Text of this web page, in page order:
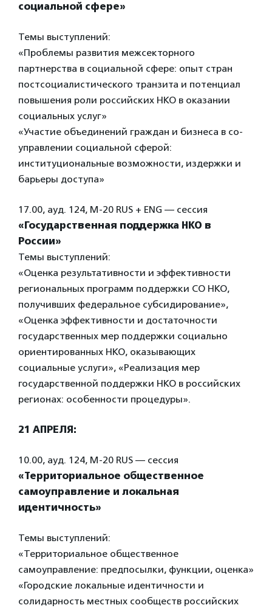
социальной сфере»
Темы выступлений:
«Проблемы развития межсекторного
партнерства в социальной сфере: опыт стран
постсоциалистического транзита и потенциал
повышения роли российских НКО в оказании
социальных услуг»
«Участие объединений граждан и бизнеса в со-
управлении социальной сферой:
институциональные возможности, издержки и
барьеры доступа»
17.00, ауд. 124, М-20 RUS + ENG — сеccия
«Государственная поддержка НКО в
России»
Темы выступлений:
«Оценка результативности и эффективности
региональных программ поддержки СО НКО,
получивших федеральное субсидирование»,
«Оценка эффективности и достаточности
государственных мер поддержки социально
ориентированных НКО, оказывающих
социальные услуги», «Реализация мер
государственной поддержки НКО в российских
регионах: особенности процедуры».
21 АПРЕЛЯ:
10.00, ауд. 124, М-20 RUS — сеccия
«Территориальное общественное
самоуправление и локальная
идентичность»
Темы выступлений:
«Территориальное общественное
самоуправление: предпосылки, функции, оценка»
«Городские локальные идентичности и
солидарность местных сообществ российских